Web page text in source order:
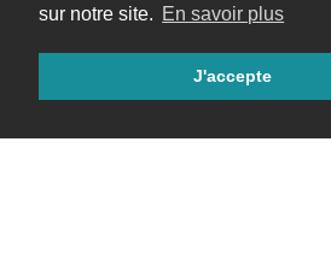
sur notre site. En savoir plus
J'accepte
Charger davantage